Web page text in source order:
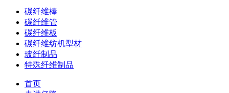
碳纤维棒
碳纤维管
碳纤维板
碳纤维纺机型材
玻纤制品
特殊纤维制品
首页